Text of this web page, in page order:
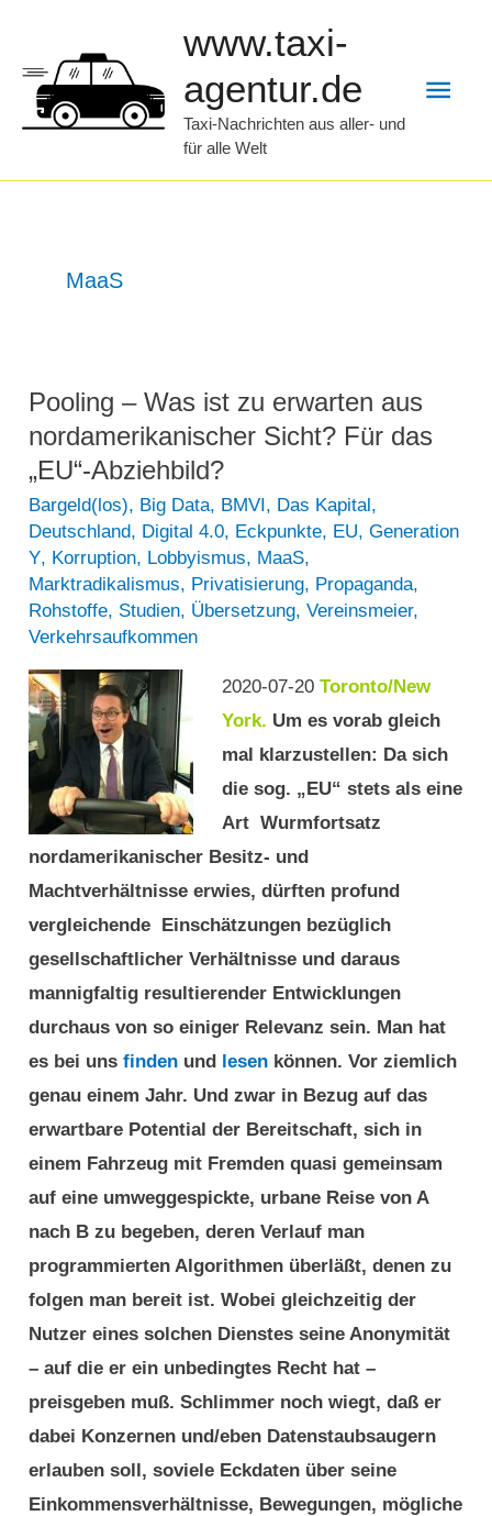
springen
www.taxi-
agentur.de
Taxi-Nachrichten aus aller- und
für alle Welt
MaaS
Pooling – Was ist zu erwarten aus
nordamerikanischer Sicht? Für das
„EU“-Abziehbild?
Bargeld(los), Big Data, BMVI, Das Kapital,
Deutschland, Digital 4.0, Eckpunkte, EU,Generation
Y, Korruption, Lobbyismus, MaaS,
Marktradikalismus, Privatisierung, Propaganda,
Rohstoffe, Studien, Übersetzung,Vereinsmeier,
Verkehrsaufkommen
2020-07-20 Toronto/New
York. Um es vorab gleich
mal klarzustellen: Da sich
die sog. „EU“ stets als eine
Art Wurmfortsatz
nordamerikanischer Besitz- und
Machtverhältnisse erwies, dürften profund
vergleichende Einschätzungen bezüglich
gesellschaftlicher Verhältnisse und daraus
mannigfaltig resultierender Entwicklungen
durchaus von so einiger Relevanz sein. Man hat
es bei unsfinden und lesen können. Vor ziemlich
genau einem Jahr. Und zwar in Bezug auf das
erwartbare Potential der Bereitschaft, sich in
einem Fahrzeug mit Fremden quasi gemeinsam
auf eine umweggespickte, urbane Reise von A
nach B zu begeben, deren Verlauf man
programmierten Algorithmen überläßt, denen zu
folgen man bereit ist. Wobei gleichzeitig der
Nutzer eines solchen Dienstes seine Anonymität
– auf die er ein unbedingtes Recht hat –
preisgeben muß. Schlimmer noch wiegt, daß er
dabei Konzernen und/eben Datenstaubsaugern
erlauben soll, soviele Eckdaten über seine
Einkommensverhältnisse, Bewegungen, mögliche